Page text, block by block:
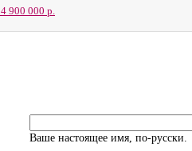
4 900 000 р.
Ваше настоящее имя, по-русски.